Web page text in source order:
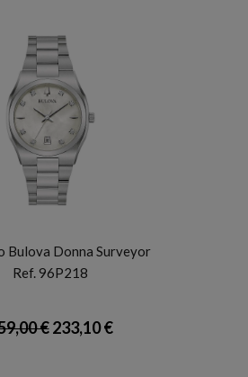
Bulova Donna Surveyor
Ref. 96P218
€233,10 €